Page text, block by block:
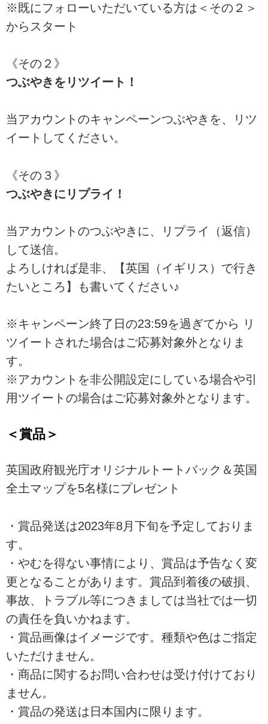
※既にフォローいただいている方は＜その２＞
からスタート
《その２》
つぶやきをリツイート！
当アカウントのキャンペーンつぶやきを、リツ
イートしてください。
《その３》
つぶやきにリプライ！
当アカウントのつぶやきに、リプライ（返信）
して送信。
よろしければ是非、【英国（イギリス）で行き
たいところ】も書いてください♪
※キャンペーン終了日の23:59を過ぎてから リ
ツイートされた場合はご応募対象外となりま
す。
※アカウントを非公開設定にしている場合や引
用ツイートの場合はご応募対象外となります。
＜賞品＞
英国政府観光庁オリジナルトートバック＆英国
全土マップを5名様にプレゼント
・賞品発送は2023年8月下旬を予定しておりま
す。
・やむを得ない事情により、賞品は予告なく変
更となることがあります。賞品到着後の破損、
事故、トラブル等につきましては当社では一切
の責任を負いかねます。
・賞品画像はイメージです。種類や色はご指定
いただけません。
・商品に関するお問い合わせは受け付けており
ません。
・賞品の発送は日本国内に限ります。